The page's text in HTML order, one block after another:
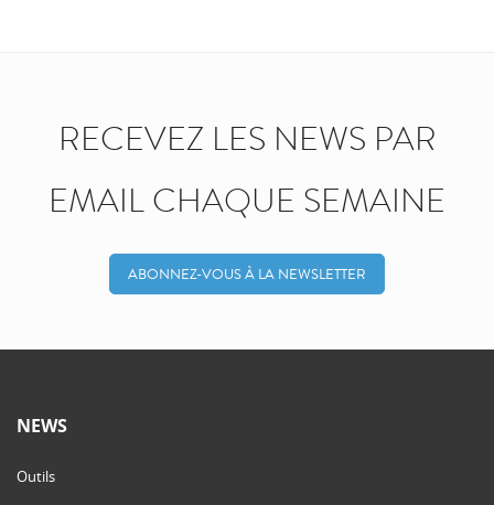
RECEVEZ LES NEWS PAR
EMAIL CHAQUE SEMAINE
ABONNEZ-VOUS À LA NEWSLETTER
NEWS
Outils